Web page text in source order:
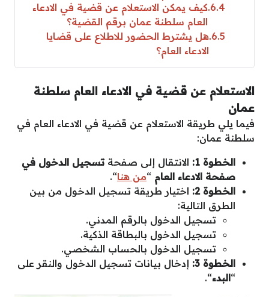
6.4 كيف يمكن الاستعلام عن قضية في الادعاء
العام سلطنة عمان برقم القضية؟
6.5 هل يشترط الحضور للاطلاع على قضايا
الادعاء العام؟
الاستعلام عن قضية في الادعاء العام سلطنة
عمان
فيما يلي طريقة الاستعلام عن قضية في الادعاء العام في
سلطنة عمان:
الخطوة 1:
الانتقال إلى صفحةتسجيل الدخول في
صفحة الادعاء العام “من هنا“.
الخطوة 2:
اختيار طريقة تسجيل الدخول من بين
الطرق التالية:
تسجيل الدخول بالرقم المدني.
تسجيل الدخول بالبطاقة الذكية.
تسجيل الدخول بالحساب الشخصي.
الخطوة 3:
إدخال بيانات تسجيل الدخول والنقر على
“البدء“.